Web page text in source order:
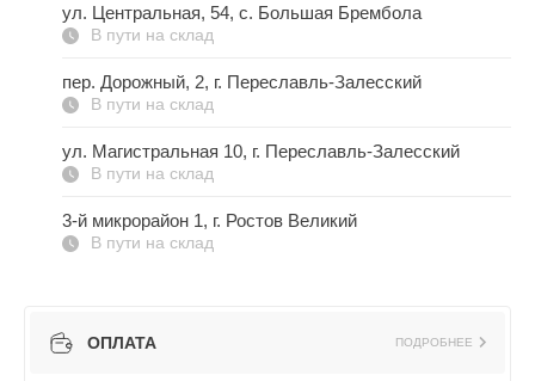
ул. Центральная, 54, c. Большая Брембола
В пути на склад
пер. Дорожный, 2, г. Переславль-Залесский
В пути на склад
ул. Магистральная 10, г. Переславль-Залесский
В пути на склад
3-й микрорайон 1, г. Ростов Великий
В пути на склад
ОПЛАТА ПОДРОБНЕЕ